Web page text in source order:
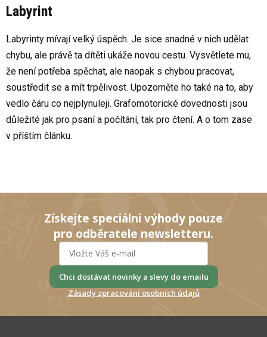
Labyrint
Labyrinty mívají velký úspěch. Je sice snadné v nich udělat
chybu, ale právě ta dítěti ukáže novou cestu. Vysvětlete mu,
že není potřeba spěchat, ale naopak s chybou pracovat,
soustředit se a mít trpělivost. Upozorněte ho také na to, aby
vedlo čáru co nejplynuleji. Grafomotorické dovednosti jsou
důležité jak pro psaní a počítání, tak pro čtení. A o tom zase
v příštím článku.
Získejte speciální výhody pouze
pro odběratele newsletteru.
Chci dostávat novinky a slevy do emailu
Zásady zpracování osobních údajů